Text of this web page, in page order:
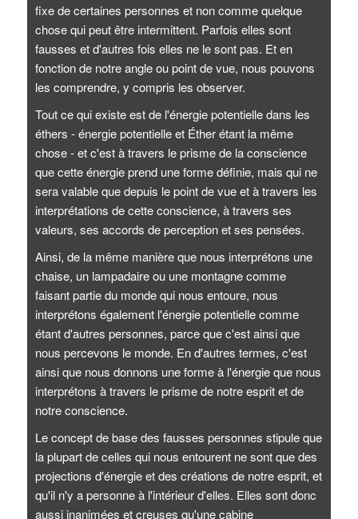
fixe de certaines personnes et non comme quelque
chose qui peut être intermittent. Parfois elles sont
fausses et d'autres fois elles ne le sont pas. Et en
fonction de notre angle ou point de vue, nous pouvons
les comprendre, y compris les observer.
Tout ce qui existe est de l'énergie potentielle dans les
éthers - énergie potentielle et Éther étant la même
chose - et c'est à travers le prisme de la conscience
que cette énergie prend une forme définie, mais qui ne
sera valable que depuis le point de vue et à travers les
interprétations de cette conscience, à travers ses
valeurs, ses accords de perception et ses pensées.
Ainsi, de la même manière que nous interprétons une
chaise, un lampadaire ou une montagne comme
faisant partie du monde qui nous entoure, nous
interprétons également l'énergie potentielle comme
étant d'autres personnes, parce que c'est ainsi que
nous percevons le monde. En d'autres termes, c'est
ainsi que nous donnons une forme à l'énergie que nous
interprétons à travers le prisme de notre esprit et de
notre conscience.
Le concept de base des fausses personnes stipule que
la plupart de celles qui nous entourent ne sont que des
projections d'énergie et des créations de notre esprit, et
qu'il n'y a personne à l'intérieur d'elles. Elles sont donc
aussi inanimées et creuses qu'une cabine